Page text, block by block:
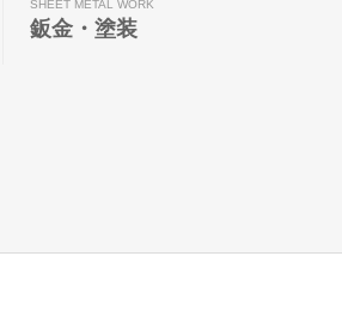
SHEET METAL WORK
鈑金・塗装